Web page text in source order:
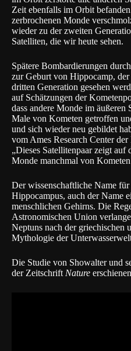
Zeit ebenfalls im Orbit
zerbrochenen Monde
wieder zu der zweiten
Satelliten, die wir heute sehen.
Spätere Bombardierungen
zur Geburt von Hippocamp,
dritten Generation gesehen
auf Schätzungen der
dass andere Monde im äußeren
Male von Kometen getroffen
und sich wieder neu gebildet
vom Ames Research Center
„Dieses Satellitenpaar zeigt auf
Monde manchmal von
Der wissenschaftliche Name für
Hippocampus, auch der Name
menschlichen Gehirns. Die
Astronomischen Union
Neptuns nach der griechischen
Mythologie der
Die Studie von Showalter und
der Zeitschrift Nature